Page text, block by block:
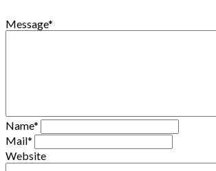
Message*
Name*
Mail*
Website